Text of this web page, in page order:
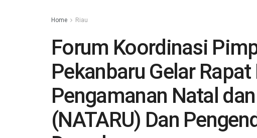
Home Riau
Forum Koordinasi
Pekanbaru Gelar
Pengamanan Natal
(NATARU) Dan